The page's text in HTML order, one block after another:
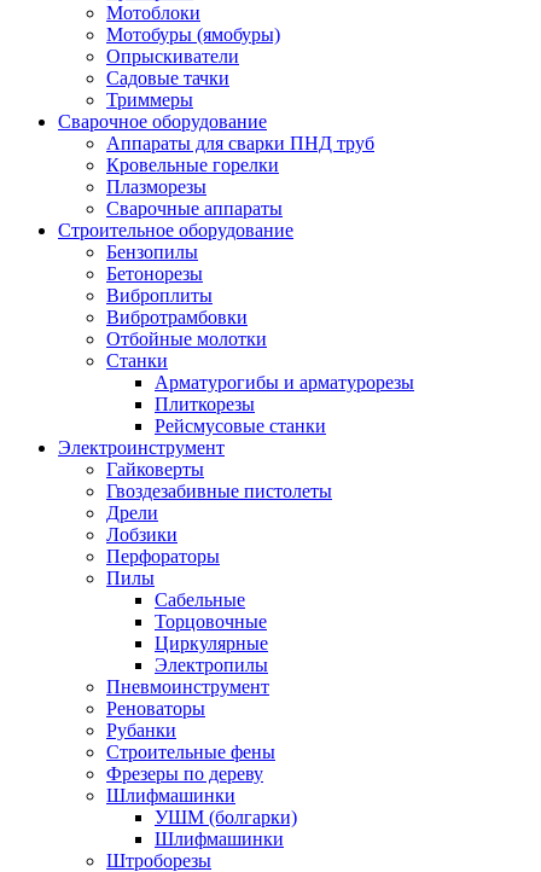
Мотоблоки
Мотобуры (ямобуры)
Опрыскиватели
Садовые тачки
Триммеры
Сварочное оборудование
Аппараты для сварки ПНД труб
Кровельные горелки
Плазморезы
Сварочные аппараты
Строительное оборудование
Бензопилы
Бетонорезы
Виброплиты
Вибротрамбовки
Отбойные молотки
Станки
Арматурогибы и арматурорезы
Плиткорезы
Рейсмусовые станки
Электроинструмент
Гайковерты
Гвоздезабивные пистолеты
Дрели
Лобзики
Перфораторы
Пилы
Сабельные
Торцовочные
Циркулярные
Электропилы
Пневмоинструмент
Реноваторы
Рубанки
Строительные фены
Фрезеры по дереву
Шлифмашинки
УШМ (болгарки)
Шлифмашинки
Штроборезы